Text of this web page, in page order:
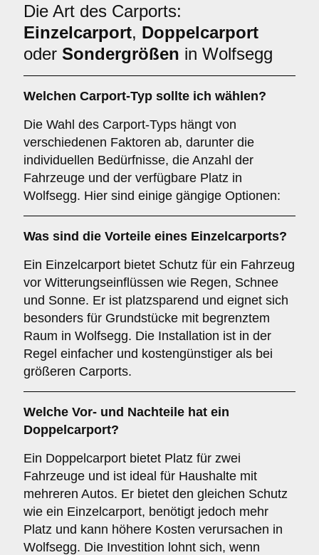
Die Art des Carports:
Einzelcarport, Doppelcarport
oder Sondergrößen in Wolfsegg
Welchen Carport-Typ sollte ich wählen?
Die Wahl des Carport-Typs hängt von
verschiedenen Faktoren ab, darunter die
individuellen Bedürfnisse, die Anzahl der
Fahrzeuge und der verfügbare Platz in
Wolfsegg. Hier sind einige gängige Optionen:
Was sind die Vorteile eines Einzelcarports?
Ein Einzelcarport bietet Schutz für ein Fahrzeug
vor Witterungseinflüssen wie Regen, Schnee
und Sonne. Er ist platzsparend und eignet sich
besonders für Grundstücke mit begrenztem
Raum in Wolfsegg. Die Installation ist in der
Regel einfacher und kostengünstiger als bei
größeren Carports.
Welche Vor- und Nachteile hat ein
Doppelcarport?
Ein Doppelcarport bietet Platz für zwei
Fahrzeuge und ist ideal für Haushalte mit
mehreren Autos. Er bietet den gleichen Schutz
wie ein Einzelcarport, benötigt jedoch mehr
Platz und kann höhere Kosten verursachen in
Wolfsegg. Die Investition lohnt sich, wenn